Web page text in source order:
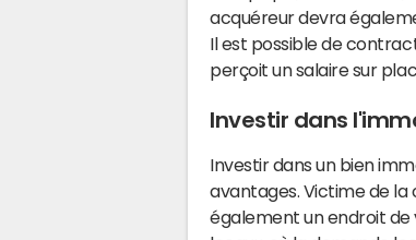
acquéreur devra
Il est possible de
perçoit un salaire sur
Investir dans
Investir dans un bien
avantages. Victime de la
également un endroit de